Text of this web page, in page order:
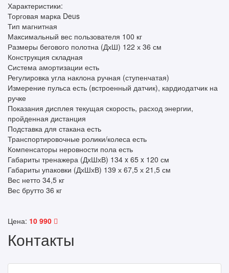
Характеристики:
Торговая марка Deus
Тип магнитная
Максимальный вес пользователя 100 кг
Размеры бегового полотна (ДхШ) 122 х 36 см
Конструкция складная
Система амортизации есть
Регулировка угла наклона ручная (ступенчатая)
Измерение пульса есть (встроенный датчик), кардиодатчик на
ручке
Показания дисплея текущая скорость, расход энергии,
пройденная дистанция
Подставка для стакана есть
Транспортировочные ролики/колеса есть
Компенсаторы неровности пола есть
Габариты тренажера (ДхШхВ) 134 x 65 x 120 см
Габариты упаковки (ДхШхВ) 139 х 67,5 х 21,5 см
Вес нетто 34,5 кг
Вес брутто 36 кг
Цена: 10 990
Контакты